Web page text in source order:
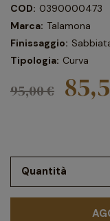
COD: 0390000473
Marca: Talamona
Finissaggio:
Tipologia: Curva
95,00 €
Quantità